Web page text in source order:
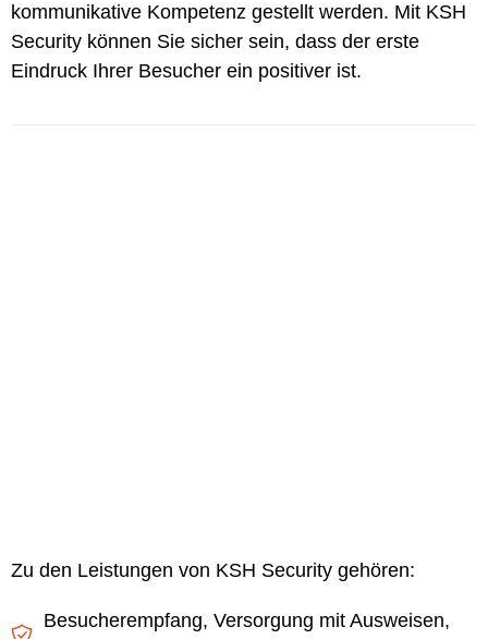
kommunikative Kompetenz gestellt werden. Mit KSH
Security können Sie sicher sein, dass der erste
Eindruck Ihrer Besucher ein positiver ist.
Zu den Leistungen von KSH Security gehören:
Besucherempfang, Versorgung mit Ausweisen,